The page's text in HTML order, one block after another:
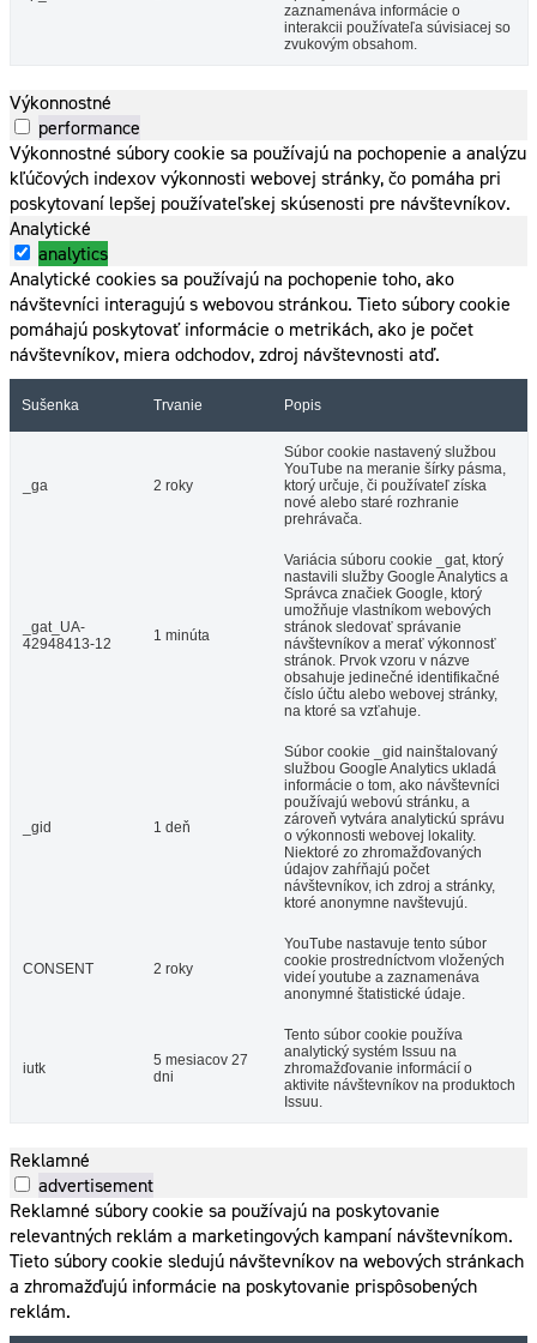
zaznamenáva informácie o
interakcii používateľa súvisiacej so
zvukovým obsahom.
Výkonnostné
performance
Výkonnostné súbory cookie sa používajú na pochopenie a analýzu
kľúčových indexov výkonnosti webovej stránky, čo pomáha pri
poskytovaní lepšej používateľskej skúsenosti pre návštevníkov.
Analytické
analytics
Analytické cookies sa používajú na pochopenie toho, ako
návštevníci interagujú s webovou stránkou. Tieto súbory cookie
pomáhajú poskytovať informácie o metrikách, ako je počet
návštevníkov, miera odchodov, zdroj návštevnosti atď.
Sušenka Trvanie Popis
_ga 2 roky
Súbor cookie nastavený službou
YouTube na meranie šírky pásma,
ktorý určuje, či používateľ získa
nové alebo staré rozhranie
prehrávača.
_gat_UA-
42948413-12
1 minúta
Variácia súboru cookie _gat, ktorý
nastavili služby Google Analytics a
Správca značiek Google, ktorý
umožňuje vlastníkom webových
stránok sledovať správanie
návštevníkov a merať výkonnosť
stránok. Prvok vzoru v názve
obsahuje jedinečné identifikačné
číslo účtu alebo webovej stránky,
na ktoré sa vzťahuje.
_gid 1 deň
Súbor cookie _gid nainštalovaný
službou Google Analytics ukladá
informácie o tom, ako návštevníci
používajú webovú stránku, a
zároveň vytvára analytickú správu
o výkonnosti webovej lokality.
Niektoré zo zhromažďovaných
údajov zahŕňajú počet
návštevníkov, ich zdroj a stránky,
ktoré anonymne navštevujú.
CONSENT 2 roky
YouTube nastavuje tento súbor
cookie prostredníctvom vložených
videí youtube a zaznamenáva
anonymné štatistické údaje.
iutk
5 mesiacov 27
dni
Tento súbor cookie používa
analytický systém Issuu na
zhromažďovanie informácií o
aktivite návštevníkov na produktoch
Issuu.
Reklamné
advertisement
Reklamné súbory cookie sa používajú na poskytovanie
relevantných reklám a marketingových kampaní návštevníkom.
Tieto súbory cookie sledujú návštevníkov na webových stránkach
a zhromažďujú informácie na poskytovanie prispôsobených
reklám.